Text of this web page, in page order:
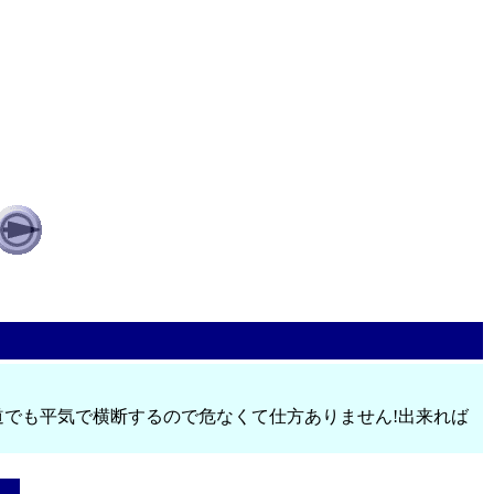
も平気で横断するので危なくて仕方ありません!出来れば